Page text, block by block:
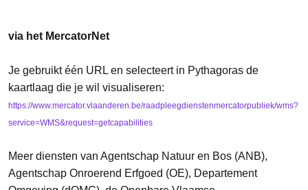
via het MercatorNet
Je gebruikt één URL en selecteert in Pythagoras de
kaartlaag die je wil visualiseren:
https://www.mercator.vlaanderen.be/raadpleegdienstenmercatorpubliek/wms?
service=WMS&request=getcapabilities
Meer diensten van Agentschap Natuur en Bos (ANB),
Agentschap Onroerend Erfgoed (OE), Departement